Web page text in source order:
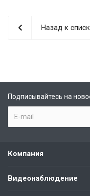
Назад к
Подписывайтесь на
Компания
Видеонаблюдение